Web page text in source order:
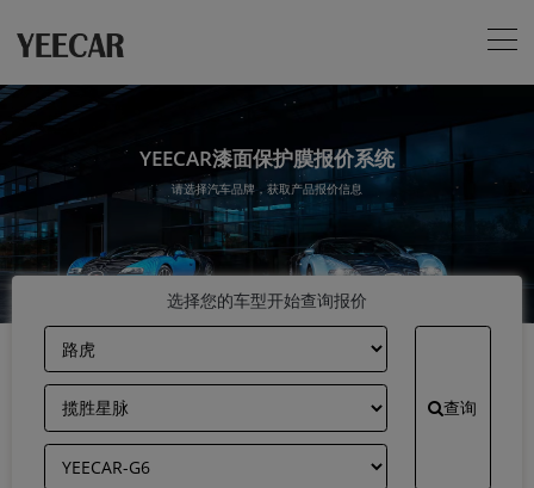
YEECAR漆面保护膜报价系统
请选择汽车品牌，获取产品报价信息
选择您的车型开始查询报价
查询